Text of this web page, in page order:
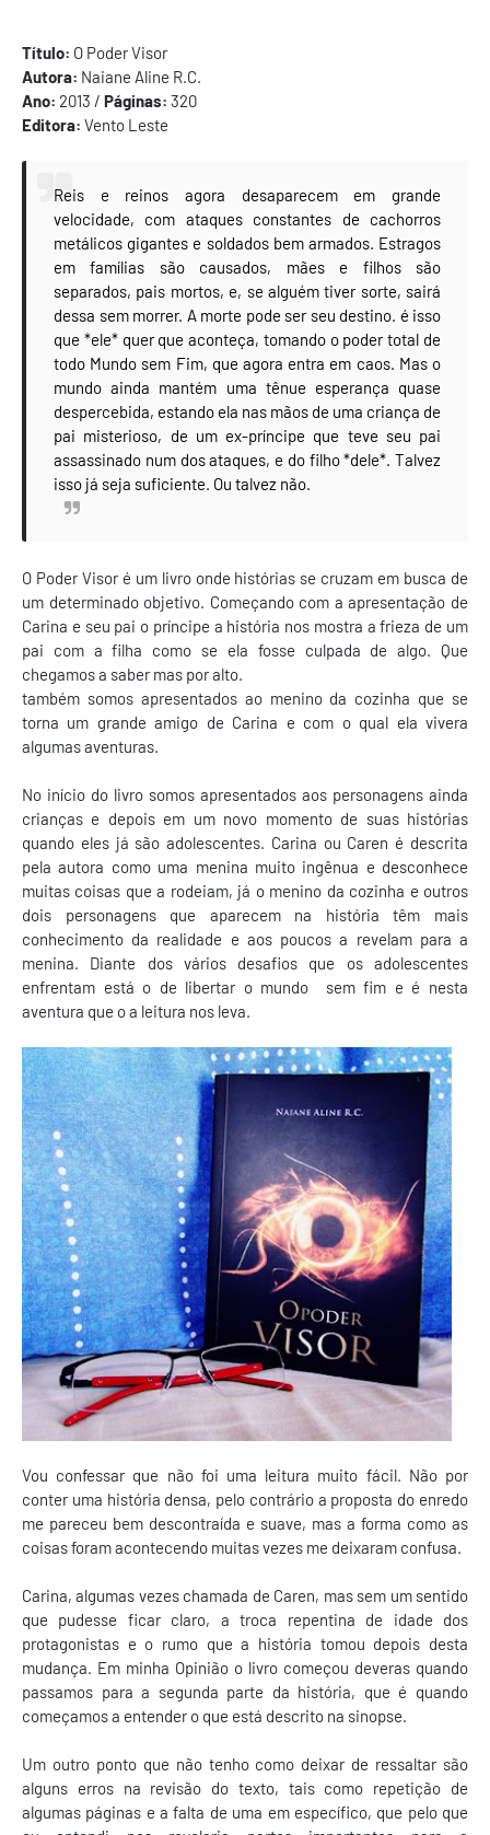
Título: O Poder Visor
Autora: Naiane Aline R.C.
Ano: 2013 / Páginas: 320
Editora: Vento Leste
Reis e reinos agora desaparecem em grande
velocidade, com ataques constantes de cachorros
metálicos gigantes e soldados bem armados. Estragos
em famílias são causados, mães e filhos são
separados, pais mortos, e, se alguém tiver sorte, sairá
dessa sem morrer. A morte pode ser seu destino. é isso
que *ele* quer que aconteça, tomando o poder total de
todo Mundo sem Fim, que agora entra em caos. Mas o
mundo ainda mantém uma tênue esperança quase
despercebida, estando ela nas mãos de uma criança de
pai misterioso, de um ex-príncipe que teve seu pai
assassinado num dos ataques, e do filho *dele*. Talvez
isso já seja suficiente. Ou talvez não.
O Poder Visor é um livro onde histórias se cruzam em busca de
um determinado objetivo. Começando com a apresentação de
Carina e seu pai o príncipe a história nos mostra a frieza de um
pai com a filha como se ela fosse culpada de algo. Que
chegamos a saber mas por alto.
também somos apresentados ao menino da cozinha que se
torna um grande amigo de Carina e com o qual ela vivera
algumas aventuras.
No início do livro somos apresentados aos personagens ainda
crianças e depois em um novo momento de suas histórias
quando eles já são adolescentes. Carina ou Caren é descrita
pela autora como uma menina muito ingênua e desconhece
muitas coisas que a rodeiam, já o menino da cozinha e outros
dois personagens que aparecem na história têm mais
conhecimento da realidade e aos poucos a revelam para a
menina. Diante dos vários desafios que os adolescentes
enfrentam está o de libertar o mundo sem fim e é nesta
aventura que o a leitura nos leva.
Vou confessar que não foi uma leitura muito fácil. Não por
conter uma história densa, pelo contrário a proposta do enredo
me pareceu bem descontraída e suave, mas a forma como as
coisas foram acontecendo muitas vezes me deixaram confusa.
Carina, algumas vezes chamada de Caren, mas sem um sentido
que pudesse ficar claro, a troca repentina de idade dos
protagonistas e o rumo que a história tomou depois desta
mudança. Em minha Opinião o livro começou deveras quando
passamos para a segunda parte da história, que é quando
começamos a entender o que está descrito na sinopse.
Um outro ponto que não tenho como deixar de ressaltar são
alguns erros na revisão do texto, tais como repetição de
algumas páginas e a falta de uma em específico, que pelo que